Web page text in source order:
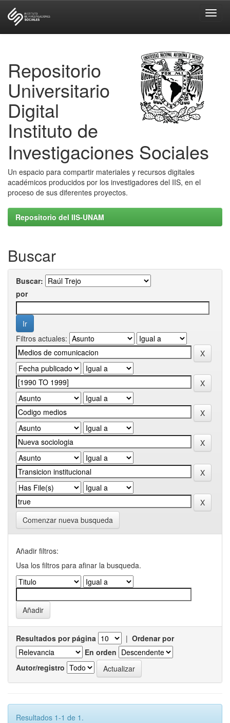
Repositorio
Universitario
Digital
Instituto de
Investigaciones Sociales
Un espacio para compartir materiales y recursos digitales
académicos producidos por los investigadores del IIS, en el
proceso de sus diferentes proyectos.
Repositorio del IIS-UNAM
Buscar
Buscar:
por
Filtros actuales:
Comenzar nueva busqueda
Añadir filtros:
Usa los filtros para afinar la busqueda.
Resultados por página | Ordenar por
En orden
Autor/registro
Resultados 1-1 de 1.